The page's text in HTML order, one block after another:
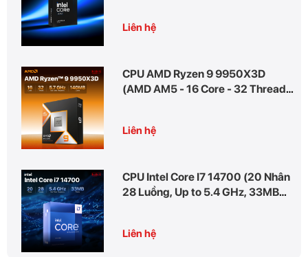
Liên hệ
CPU AMD Ryzen 9 9950X3D
(AMD AM5 - 16 Core - 32 Thread -
Liên hệ
CPU Intel Core I7 14700 (20 Nhân
28 Luồng, Up to 5.4 GHz, 33MB
Liên hệ